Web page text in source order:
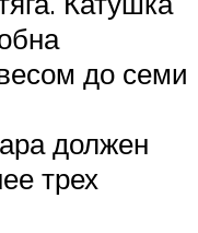
до семи
должен
трех